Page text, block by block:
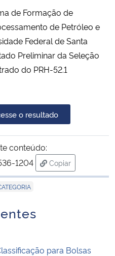
Humanos
de Formação de
de Petróleo e
Federal de Santa
Preliminar da Seleção
do PRH-52.1
o resultado
conteúdo:
1204
Copiar
para área de
para Bolsas